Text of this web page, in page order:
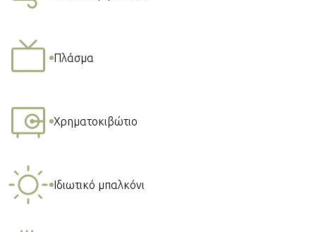
Πλάσμα
Χρηματοκιβώτιο
Ιδιωτικό μπαλκόνι